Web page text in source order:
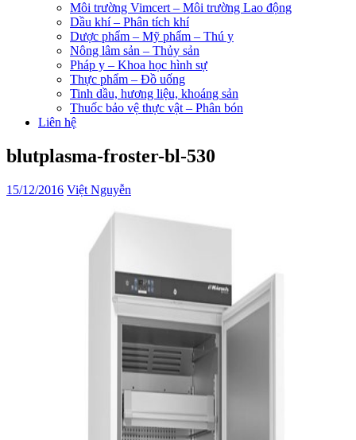
Môi trường Vimcert – Môi trường Lao động
Dầu khí – Phân tích khí
Dược phẩm – Mỹ phẩm – Thú y
Nông lâm sản – Thủy sản
Pháp y – Khoa học hình sự
Thực phẩm – Đồ uống
Tinh dầu, hương liệu, khoáng sản
Thuốc bảo vệ thực vật – Phân bón
Liên hệ
blutplasma-froster-bl-530
15/12/2016 Việt Nguyễn